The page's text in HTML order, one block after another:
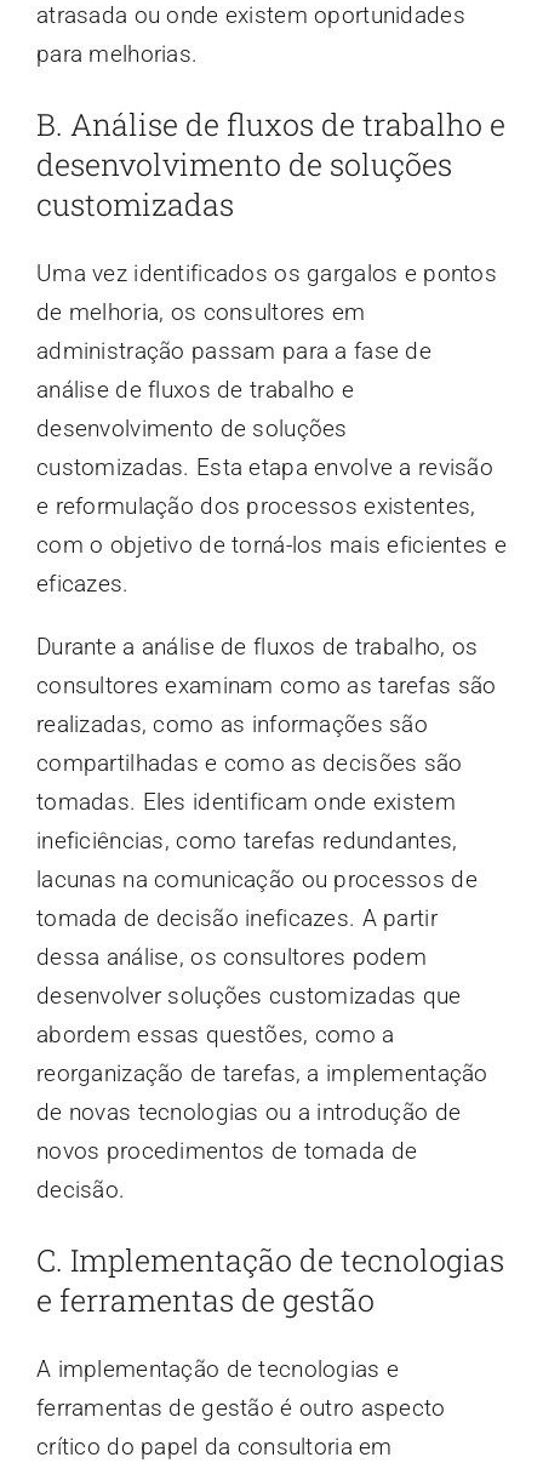
atrasada ou onde existem oportunidades
para melhorias.
B. Análise de fluxos de trabalho e
desenvolvimento de soluções
customizadas
Uma vez identificados os gargalos e pontos
de melhoria, os consultores em
administração passam para a fase de
análise de fluxos de trabalho e
desenvolvimento de soluções
customizadas. Esta etapa envolve a revisão
e reformulação dos processos existentes,
com o objetivo de torná-los mais eficientes e
eficazes.
Durante a análise de fluxos de trabalho, os
consultores examinam como as tarefas são
realizadas, como as informações são
compartilhadas e como as decisões são
tomadas. Eles identificam onde existem
ineficiências, como tarefas redundantes,
lacunas na comunicação ou processos de
tomada de decisão ineficazes. A partir
dessa análise, os consultores podem
desenvolver soluções customizadas que
abordem essas questões, como a
reorganização de tarefas, a implementação
de novas tecnologias ou a introdução de
novos procedimentos de tomada de
decisão.
C. Implementação de tecnologias
e ferramentas de gestão
A implementação de tecnologias e
ferramentas de gestão é outro aspecto
crítico do papel da consultoria em